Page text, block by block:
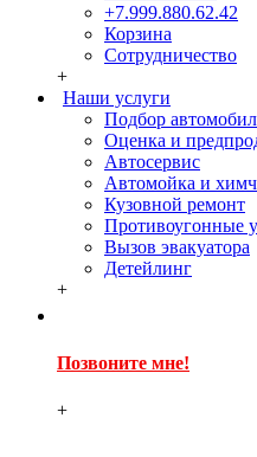
+7.999.880.62.42
Корзина
Сотрудничество
+
Наши услуги
Подбор
Оценка и
Автосервис
Автомойка и
Кузовной ремонт
Противоугонные
Вызов эвакуатора
Детейлинг
+
Позвоните мне!
+